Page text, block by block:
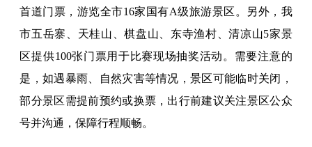
首道门票，游览全市16家国有A级旅游景区。另外，我
市五岳寨、天桂山、棋盘山、东寺渔村、清凉山5家景
区提供100张门票用于比赛现场抽奖活动。需要注意的
是，如遇暴雨、自然灾害等情况，景区可能临时关闭，
部分景区需提前预约或换票，出行前建议关注景区公众
号并沟通，保障行程顺畅。